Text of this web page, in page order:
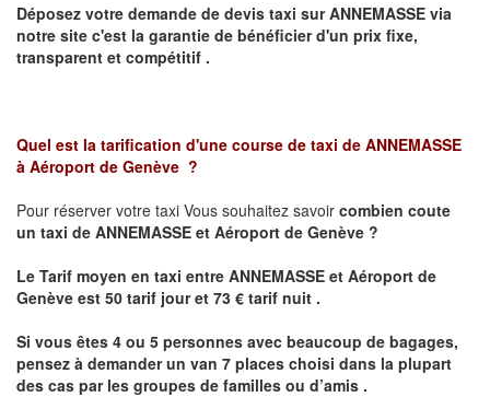
Déposez votre demande de devis taxi surANNEMASSE via
notre site c'est la garantie de bénéficier d'un prix fixe,
transparent et compétitif .
Quel est la tarification d'une course de taxi de ANNEMASSE
à Aéroport de Genève ?
Pour réserver votre taxi Vous souhaitez savoir combien coute
un taxi de ANNEMASSE et Aéroport de Genève ?
Le Tarif moyen en taxi entre ANNEMASSE et Aéroport de
Genève est 50 tarif jour et 73 € tarif nuit .
Si vous êtes 4 ou 5 personnes avec beaucoup de bagages,
pensez à demander un van 7 places choisi dans la plupart
des cas par les groupes de familles ou d’amis .